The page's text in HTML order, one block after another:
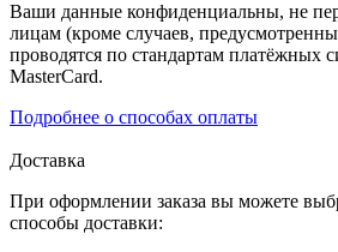
Ваши данные конфиденциальны, не
лицам (кроме случаев,
проводятся по стандартам платёжных
MasterCard.
Подробнее о способах оплаты
Доставка
При оформлении заказа вы можете
способы доставки: